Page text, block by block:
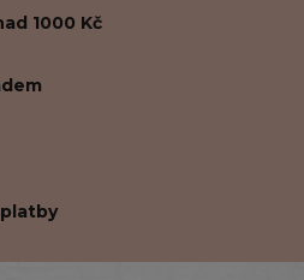
1000 Kč